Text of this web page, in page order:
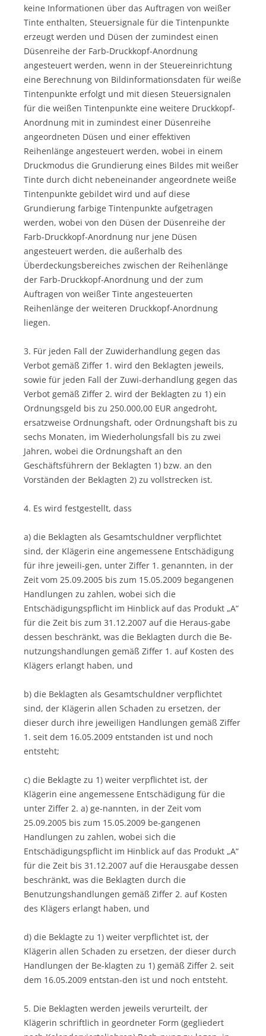
keine Informationen über das Auftragen von weißer
Tinte enthalten, Steuersignale für die Tintenpunkte
erzeugt werden und Düsen der zumindest einen
Düsenreihe der Farb-Druckkopf-Anordnung
angesteuert werden, wenn in der Steuereinrichtung
eine Berechnung von Bildinformationsdaten für weiße
Tintenpunkte erfolgt und mit diesen Steuersignalen
für die weißen Tintenpunkte eine weitere Druckkopf-
Anordnung mit in zumindest einer Düsenreihe
angeordneten Düsen und einer effektiven
Reihenlänge angesteuert werden, wobei in einem
Druckmodus die Grundierung eines Bildes mit weißer
Tinte durch dicht nebeneinander angeordnete weiße
Tintenpunkte gebildet wird und auf diese
Grundierung farbige Tintenpunkte aufgetragen
werden, wobei von den Düsen der Düsenreihe der
Farb-Druckkopf-Anordnung nur jene Düsen
angesteuert werden, die außerhalb des
Überdeckungsbereiches zwischen der Reihenlänge
der Farb-Druckkopf-Anordnung und der zum
Auftragen von weißer Tinte angesteuerten
Reihenlänge der weiteren Druckkopf-Anordnung
liegen.
3. Für jeden Fall der Zuwiderhandlung gegen das
Verbot gemäß Ziffer 1. wird den Beklagten jeweils,
sowie für jeden Fall der Zuwi-derhandlung gegen das
Verbot gemäß Ziffer 2. wird der Beklagten zu 1) ein
Ordnungsgeld bis zu 250.000,00 EUR angedroht,
ersatzweise Ordnungshaft, oder Ordnungshaft bis zu
sechs Monaten, im Wiederholungsfall bis zu zwei
Jahren, wobei die Ordnungshaft an den
Geschäftsführern der Beklagten 1) bzw. an den
Vorständen der Beklagten 2) zu vollstrecken ist.
4. Es wird festgestellt, dass
a) die Beklagten als Gesamtschuldner verpflichtet
sind, der Klägerin eine angemessene Entschädigung
für ihre jeweili-gen, unter Ziffer 1. genannten, in der
Zeit vom 25.09.2005 bis zum 15.05.2009 begangenen
Handlungen zu zahlen, wobei sich die
Entschädigungspflicht im Hinblick auf das Produkt „A“
für die Zeit bis zum 31.12.2007 auf die Heraus-gabe
dessen beschränkt, was die Beklagten durch die Be-
nutzungshandlungen gemäß Ziffer 1. auf Kosten des
Klägers erlangt haben, und
b) die Beklagten als Gesamtschuldner verpflichtet
sind, der Klägerin allen Schaden zu ersetzen, der
dieser durch ihre jeweiligen Handlungen gemäß Ziffer
1. seit dem 16.05.2009 entstanden ist und noch
entsteht;
c) die Beklagte zu 1) weiter verpflichtet ist, der
Klägerin eine angemessene Entschädigung für die
unter Ziffer 2. a) ge-nannten, in der Zeit vom
25.09.2005 bis zum 15.05.2009 be-gangenen
Handlungen zu zahlen, wobei sich die
Entschädigungspflicht im Hinblick auf das Produkt „A“
für die Zeit bis 31.12.2007 auf die Herausgabe dessen
beschränkt, was die Beklagten durch die
Benutzungshandlungen gemäß Ziffer 2. auf Kosten
des Klägers erlangt haben, und
d) die Beklagte zu 1) weiter verpflichtet ist, der
Klägerin allen Schaden zu ersetzen, der dieser durch
Handlungen der Be-klagten zu 1) gemäß Ziffer 2. seit
dem 16.05.2009 entstan-den ist und noch entsteht.
5. Die Beklagten werden jeweils verurteilt, der
Klägerin schriftlich in geordneter Form (gegliedert